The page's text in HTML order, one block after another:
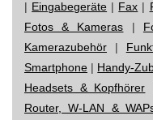
| Eingabegeräte | Fax |
Fotos & Kameras |
Kamerazubehör |
Smartphone | Handy-
Headsets & Kopfhörer
Router, W-LAN &